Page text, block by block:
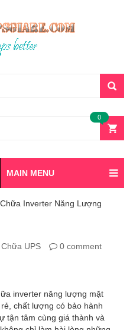
0
MAIN MENU
Inverter Năng Lượng
UPS
0 comment
inverter năng lượng mặt
chất lượng có bảo hành
tận tâm cùng giá thành và